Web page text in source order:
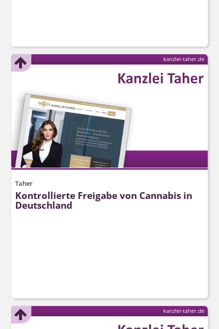
Taher
Kontrollierte Freigabe von Cannabis in
Deutschland
kanzlei-taher.de
kanzlei-taher.de